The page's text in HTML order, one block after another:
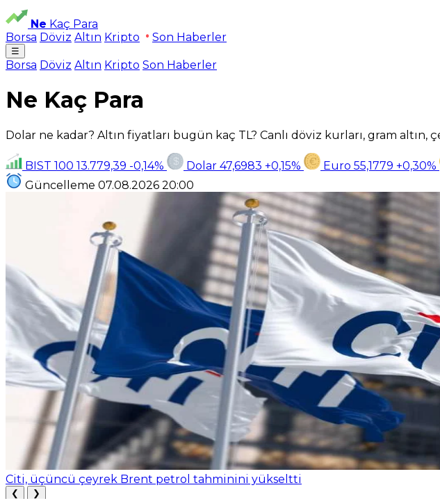
Ne Kaç Para
Borsa Döviz Altın Kripto Son Haberler
☰
Borsa Döviz Altın Kripto Son Haberler
Ne Kaç Para
Dolar ne kadar? Altın fiyatları bugün kaç TL? Canlı döviz kurları, gram altın,
BIST 100 13.779,39 -0,14% Dolar 47,6983 +0,15% Euro 55,1779 +0,30%
Güncelleme 07.08.2026 20:00
Citi, üçüncü çeyrek Brent petrol tahminini yükseltti
❮ ❯